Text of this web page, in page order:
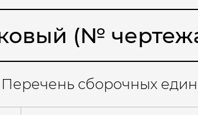
(№
Перечень сборочных